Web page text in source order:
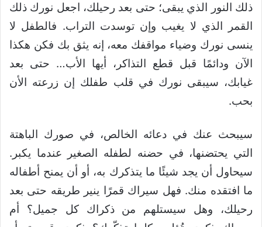
ذلك النور الذي يبقى؛ حتى بعد رحيلك، اجعل نورك ذلك
القمر الذي لا يغيب وإن توسدت التراب. فالطفل لا
ينسى نورك وضياء مواقفك معه، إنه يثق بك فكن هكذا
الآن ودائمًا قبل قطع التذاكر، أيها الأب… حتى بعد
غيابك، سيبقى نورك في قلب طفلك إن زرعته الأن
بحب.
سيبحث عنك في دعائه الخالص، في صورك الباهتة
التي يحتضنها، في حضنه لطفله الصغير عندما يكبر.
سيحاول أن يجد شيئًا ما يتذكرك به، أو أن يمنح أطفاله
ما افتقده منك. فهل سيراك قمرًا ينير طريقه حتى بعد
رحيلك، وهل سيستلهم من ذكراك كل جميل؟ أم